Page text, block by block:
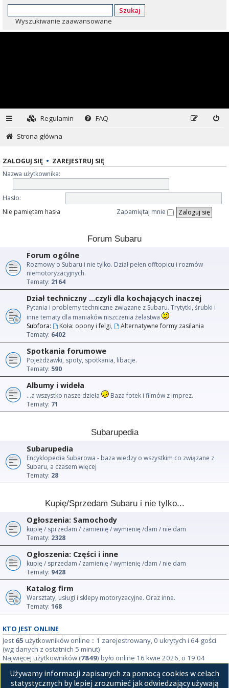
Szukaj
Wyszukiwanie zaawansowane
Regulamin
FAQ
Strona główna
ZALOGUJ SIĘ • ZAREJESTRUJ SIĘ
Nazwa użytkownika:
Hasło:
Nie pamiętam hasła
Zapamiętaj mnie
Forum Subaru
Forum ogólne
Rozmowy o Subaru i nie tylko. Dział pełen offtopicu i rozmów
niemotoryzacyjnych.
Tematy: 2164
Dział techniczny ...czyli dla kochających inaczej
Pytania i problemy techniczne związane z Subaru. Trytytki, śrubki i
inne tematy dla maniaków niszczenia żelastwa
Subfora:
Koła: opony i felgi,
Alternatywne formy zasilania
Tematy: 6402
Spotkania forumowe
Pojeżdżawki, spoty, spotkania, libacje.
Tematy: 590
Albumy i wideła
...a wszystko nasze dzieła
Baza fotek i filmów z imprez.
Tematy: 71
Subarupedia
Subarupedia
Encyklopedia Subarowa - baza wiedzy o wszystkim co związane z
Subaru, a czasem więcej
Tematy: 28
Kupię/Sprzedam Subaru i nie tylko...
Ogłoszenia: Samochody
kupię / sprzedam / zamienię / wymienię /dam / nie dam
Tematy: 2328
Ogłoszenia: Części i inne
kupię / sprzedam / zamienię / wymienię /dam / nie dam
Tematy: 9428
Katalog firm
Warsztaty, usługi i sklepy motoryzacyjne. Oraz inne.
Tematy: 168
KTO JEST ONLINE
Jest 65 użytkowników online :: 1 zarejestrowany, 0 ukrytych i 64 gości
(wg danych z ostatnich 5 minut)
Najwięcej użytkowników (7849) było online 16 kwie 2026, o 19:04
STATYSTYKI
Używamy informacji zapisanych za pomocą cookies w celach
statystycznych by lepiej zrozumieć jak odwiedzający używają